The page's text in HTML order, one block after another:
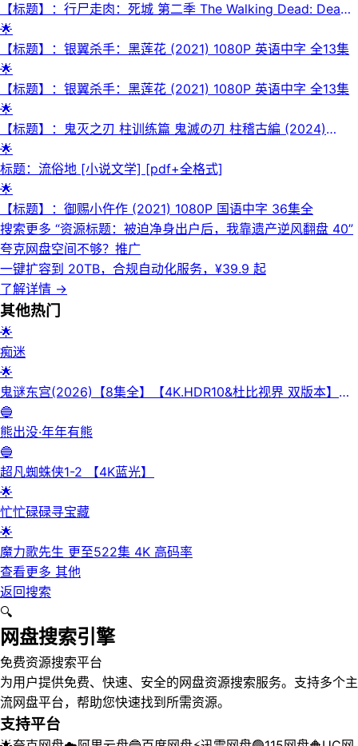
【标题】：行尸走肉：死城 第二季 The Walking Dead: Dead
City Season 2 (2025) 【更新至08集】【1080p】【中英字
幕】
🌟
【标题】：银翼杀手：黑莲花 (2021) 1080P 英语中字 全13集
🌟
【标题】：银翼杀手：黑莲花 (2021) 1080P 英语中字 全13集
🌟
【标题】：鬼灭之刃 柱训练篇 鬼滅の刃 柱稽古編 (2024)
[1080P] [内封简繁英] [全8集] [8.9分]
🌟
标题：流俗地 [ 小说文学] [pdf+全格式]
🌟
【标题】：御赐小仵作 (2021) 1080P 国语中字 36集全
搜索更多 “资源标题：被迫净身出户后，我靠遗产逆风翻盘 40”
夸克网盘空间不够？ 推广
一键扩容到 20TB，合规自动化服务，¥39.9 起
了解详情 →
其他热门
🌟
痴迷
🌟
鬼谜东宫(2026)【8集全】【4K.HDR10&杜比视界 双版本】
【高码率】【内封简繁英】【杜比全景声】
🔵
熊出没·年年有熊
🔵
超凡蜘蛛侠1-2 【4K蓝光】
🌟
忙忙碌碌寻宝藏
🌟
魔力歌先生 更至522集 4K 高码率
查看更多 其他
返回搜索
🔍
网盘搜索引擎
免费资源搜索平台
为用户提供免费、快速、安全的网盘资源搜索服务。支持多个主
流网盘平台，帮助您快速找到所需资源。
支持平台